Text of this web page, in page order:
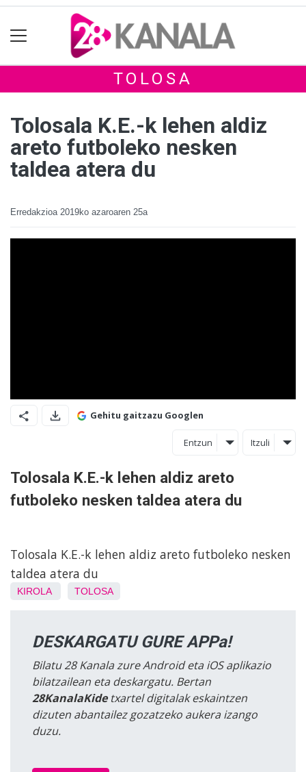
TOLOSA
Tolosala K.E.-k lehen aldiz
areto futboleko nesken
taldea atera du
Erredakzioa 2019ko azaroaren 25a
Gehitu gaitzazu Googlen
Entzun Itzuli
Tolosala K.E.-k lehen aldiz areto
futboleko nesken taldea atera du
Tolosala K.E.-k lehen aldiz areto futboleko nesken
taldea atera du
KIROLA TOLOSA
DESKARGATU GURE APPa!
Bilatu 28 Kanala zure Android eta iOS aplikazio
bilatzailean eta deskargatu. Bertan
28KanalaKidetxartel digitalak eskaintzen
dizuten abantailez gozatzeko aukera izango
duzu.